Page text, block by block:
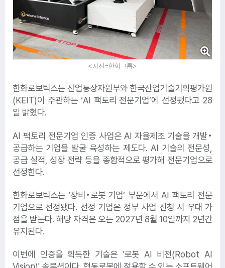
<사진=한화그룹>
한화로보틱스는 산업통상자원부와 한국산업기술기획평가원
(KEIT)이 주관하는 ‘AI 팩토리 전문기업’에 선정됐다고 28
일 밝혔다.
AI 팩토리 전문기업 인증 사업은 AI 자율제조 기술을 개발•
공급하는 기업을 발굴 육성하는 제도다. AI 기술의 전문성,
공급 실적, 성장 전략 등을 종합적으로 평가해 전문기업으로
선정한다.
한화로보틱스는 ‘장비•로봇 기업’ 부문에서 AI 팩토리 전문
기업으로 선정됐다. 선정 기업은 정부 사업 신청 시 우대 가
점을 받는다. 해당 자격은 오는 2027년 8월 10일까지 2년간
유지된다.
이번에 인증을 획득한 기술은 '로봇 AI 비전(Robot AI